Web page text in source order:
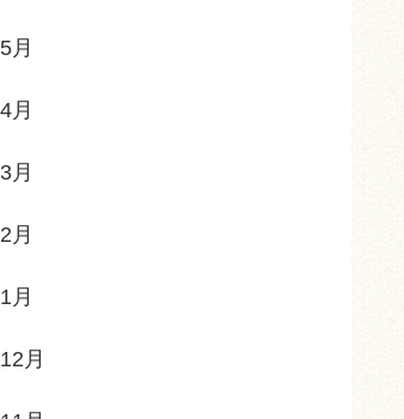
月
月
月
月
月
月